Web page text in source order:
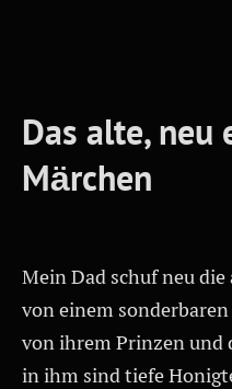
Das alte, neu
Märchen
Mein Dad schuf neu
von einem
von ihrem Prinzen und
in ihm sind tiefe